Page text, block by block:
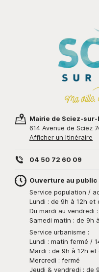
Mairie de Sciez-sur-
614 Avenue de Sciez
Afficher un Itinéraire
04 50 72 60 09
Ouverture au public
Service population /
Lundi : de 9h à 12h et
Du mardi au vendredi
Samedi matin : de 9h
Service urbanisme :
Lundi : matin fermé /
Mardi : de 9h à 12h et
Mercredi : fermé
Jeudi & vendredi : de